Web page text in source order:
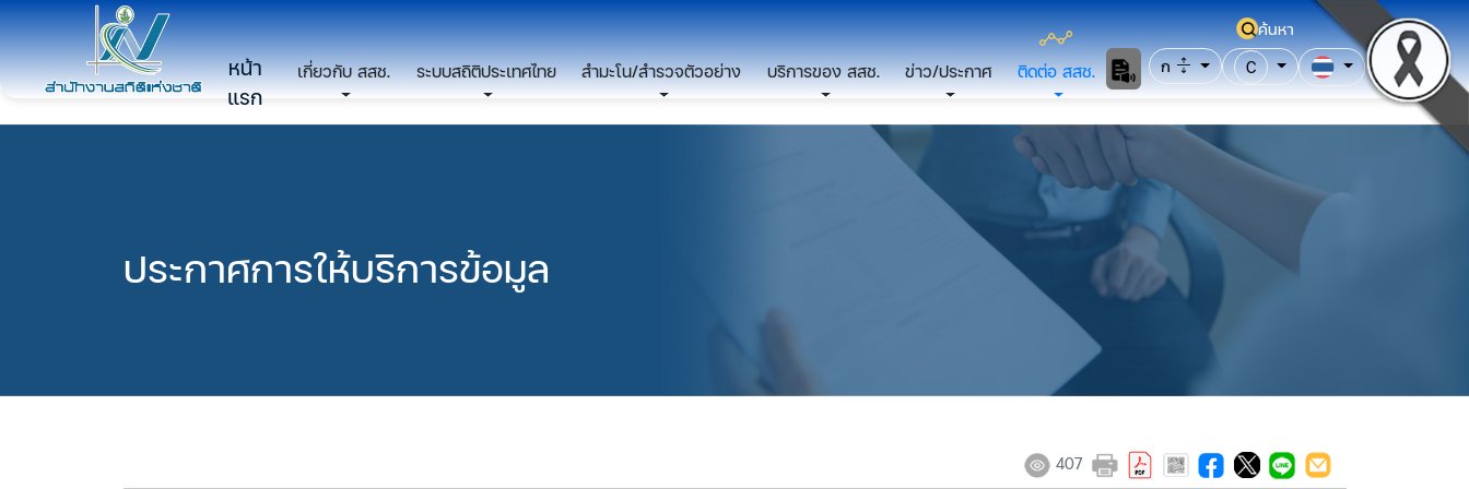
หน้า
แรก
เกี่ยวกับ สสช. ระบบสถิติประเทศไทย สำมะโน/สำรวจตัวอย่าง บริการของ สสช. ข่าว/ประกาศ ติดต่อ สสช.
ค้นหา
ก
C
ประกาศการให้บริการข้อมูล
407